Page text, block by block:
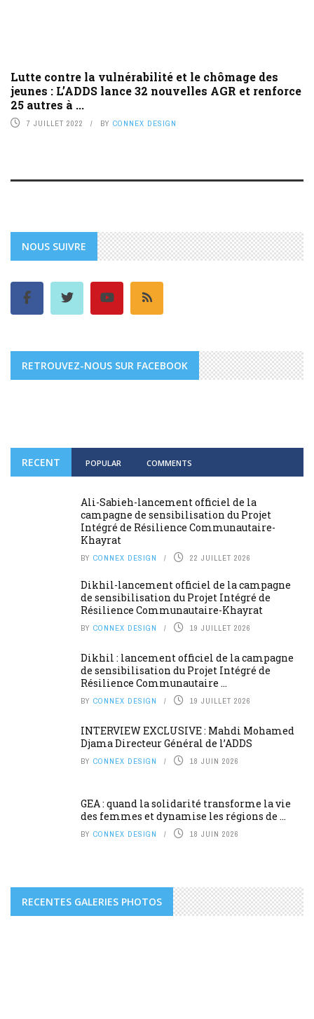
Lutte contre la vulnérabilité et le chômage des
jeunes : L’ADDS lance 32 nouvelles AGR et renforce
25 autres à ...
7 JUILLET 2022 BY CONNEX DESIGN
NOUS SUIVRE
RETROUVEZ-NOUS SUR FACEBOOK
RECENT POPULAR COMMENTS
Ali-Sabieh-lancement officiel de la
campagne de sensibilisation du Projet
Intégré de Résilience Communautaire-
Khayrat
BY CONNEX DESIGN 22 JUILLET 2026
Dikhil-lancement officiel de la campagne
de sensibilisation du Projet Intégré de
Résilience Communautaire-Khayrat
BY CONNEX DESIGN 19 JUILLET 2026
Dikhil : lancement officiel de la campagne
de sensibilisation du Projet Intégré de
Résilience Communautaire ...
BY CONNEX DESIGN 19 JUILLET 2026
INTERVIEW EXCLUSIVE : Mahdi Mohamed
Djama Directeur Général de l’ADDS
BY CONNEX DESIGN 18 JUIN 2026
GEA : quand la solidarité transforme la vie
des femmes et dynamise les régions de ...
BY CONNEX DESIGN 18 JUIN 2026
RECENTES GALERIES PHOTOS